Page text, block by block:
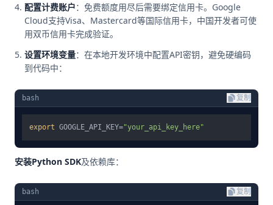
配置计费账户：免费额度用尽后需要绑定信用卡。Google
Cloud支持Visa、Mastercard等国际信用卡，中国开发者可使
用双币信用卡完成验证。
设置环境变量：在本地开发环境中配置API密钥，避免硬编码
到代码中：
bash 复制
export GOOGLE_API_KEY="your_api_key_here"
安装Python SDK及依赖库：
bash 复制